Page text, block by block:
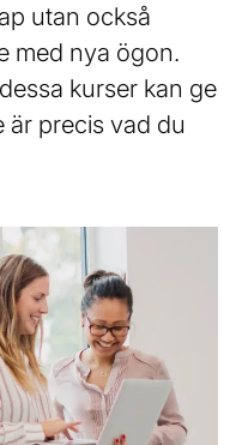
utan också
med nya ögon.
kurser kan ge
är precis vad du